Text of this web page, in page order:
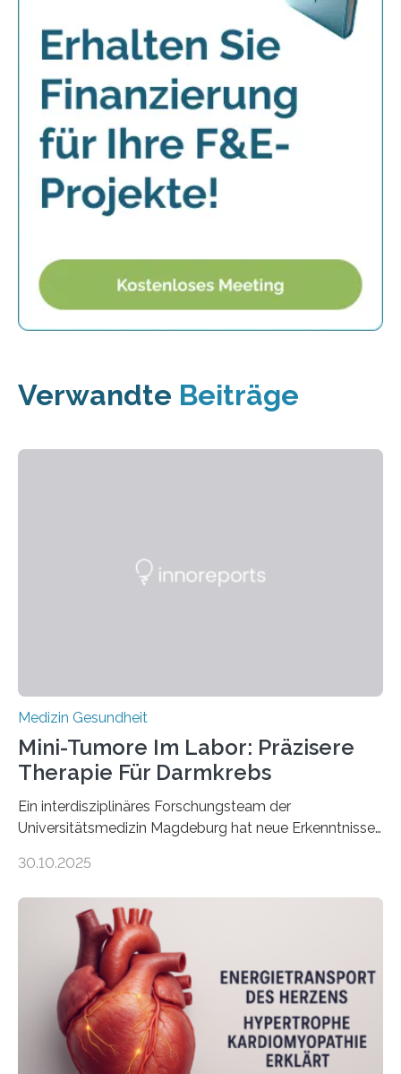
Verwandte Beiträge
Medizin Gesundheit
Mini-Tumore Im Labor: Präzisere
Therapie Für Darmkrebs
Ein interdisziplinäres Forschungsteam der
Universitätsmedizin Magdeburg hat neue Erkenntnisse
behandelt werden kann. In ihrer aktuellen Studie,
Oncology, zeigen die Forschenden, dass Mini-Tumore
aus Gewebe von Patientinnen und Patienten –
sogenannte Organoide – genutzt werden können, um
vorab zu prüfen, welche Medikamente am besten
wirken. Dabei wurde ein Eiweiß identifiziert, das künftig
als Biomarker für die Wahl der passenden Therapie
dienen könnte. Darmkrebs zählt weltweit zu den
häufigsten Krebsarten und stellt…
30.10.2025